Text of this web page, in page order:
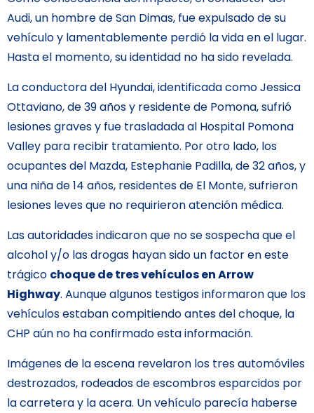
Audi, un hombre de San Dimas, fue expulsado de su
vehículo y lamentablemente perdió la vida en el lugar.
Hasta el momento, su identidad no ha sido revelada.
La conductora del Hyundai, identificada como Jessica
Ottaviano, de 39 años y residente de Pomona, sufrió
lesiones graves y fue trasladada al Hospital Pomona
Valley para recibir tratamiento. Por otro lado, los
ocupantes del Mazda, Estephanie Padilla, de 32 años, y
una niña de 14 años, residentes de El Monte, sufrieron
lesiones leves que no requirieron atención médica.
Las autoridades indicaron que no se sospecha que el
alcohol y/o las drogas hayan sido un factor en este
trágico choque de tres vehículos en Arrow
Highway. Aunque algunos testigos informaron que los
vehículos estaban compitiendo antes del choque, la
CHP aún no ha confirmado esta información.
Imágenes de la escena revelaron los tres automóviles
destrozados, rodeados de escombros esparcidos por
la carretera y la acera. Un vehículo parecía haberse